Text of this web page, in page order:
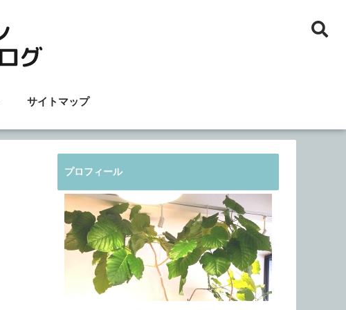
サイトマップ
プロフィール